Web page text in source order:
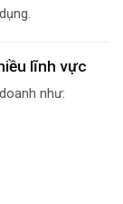
lĩnh vực
như: